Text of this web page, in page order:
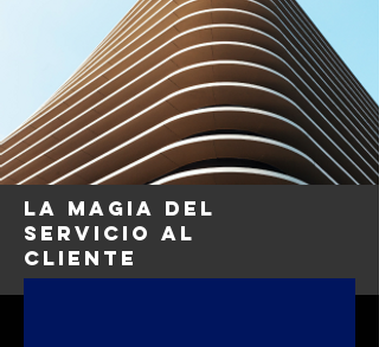
La magia del
Servicio al
cliente